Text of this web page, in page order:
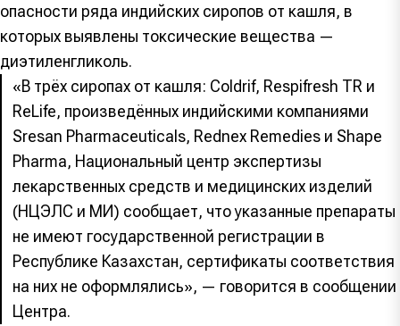
опасности ряда индийских сиропов от кашля, в
которых выявлены токсические вещества —
диэтиленгликоль.
«В трёх сиропах от кашля: Coldrif, Respifresh TR и
ReLife, произведённых индийскими компаниями
Sresan Pharmaceuticals, Rednex Remedies и Shape
Pharma, Национальный центр экспертизы
лекарственных средств и медицинских изделий
(НЦЭЛС и МИ) сообщает, что указанные препараты
не имеют государственной регистрации в
Республике Казахстан, сертификаты соответствия
на них не оформлялись», — говорится в сообщении
Центра.